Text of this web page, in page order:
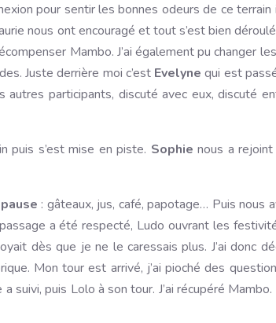
pour sentir les bonnes odeurs de ce
nous ont encouragé et tout s’est bien
Mambo. J’ai également pu changer
Juste derrière moi c’est Evelyne qui est
participants, discuté avec eux, discuté
puis s’est mise en piste. Sophie nous a
pause : gâteaux, jus, café, papotage… Puis nous
a été respecté, Ludo ouvrant les
dès que je ne le caressais plus. J’ai donc
Mon tour est arrivé, j’ai pioché des
suivi, puis Lolo à son tour. J’ai récupéré